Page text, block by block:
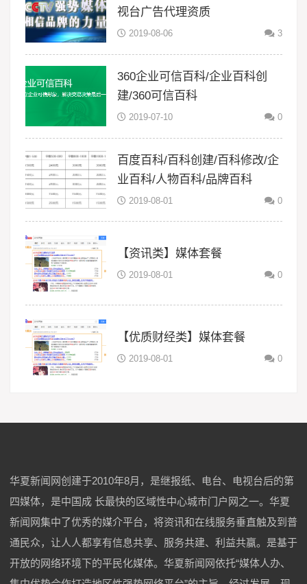
视台广告代理资质
2019-08-06 3
360企业可信百科/企业百科创
建/360可信百科
2019-07-10 0
百度百科/百科创建/百科修改/企
业百科/人物百科/品牌百科
2019-08-01 0
【资讯类】媒体套餐
2019-08-01 0
【优质财经类】媒体套餐
2019-08-01 0
华夏新闻网创建于2010年8月，是继报纸、电台、电视台后的第
四媒体，是中国成 长最快的区域性中心城市门户网之一。华夏
新闻网集中了优秀的媒介平台，将资讯和在线服务垂直触及到普
通民众，让人人都享有信息共享、服务共建、利益共赢。是基于
开放的网络环境下的平民化媒体。华夏新闻网依托“媒体人办、